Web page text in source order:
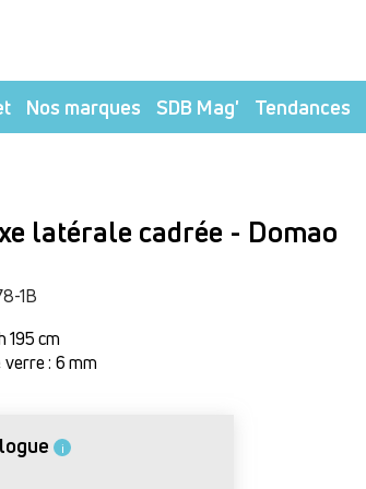
Nos marques SDB Mag' Tendances
latérale cadrée - Domao
1B
195 cm
: 6 mm
i